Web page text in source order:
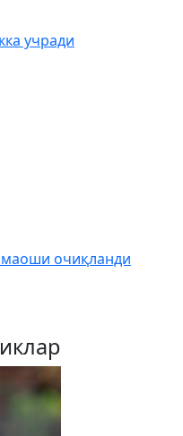
учради
маоши очиқланди